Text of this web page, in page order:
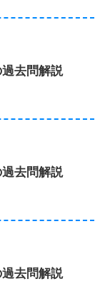
去問解説
去問解説
去問解説